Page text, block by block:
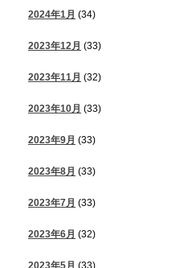
2024年1月 (34)
2023年12月 (33)
2023年11月 (32)
2023年10月 (33)
2023年9月 (33)
2023年8月 (33)
2023年7月 (33)
2023年6月 (32)
2023年5月 (33)